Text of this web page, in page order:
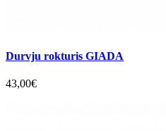
Durvju rokturis GIADA
43,00€